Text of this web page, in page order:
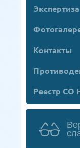
Экспертиза
Контакты
Реестр СО